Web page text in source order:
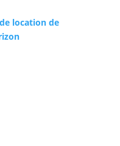
location de